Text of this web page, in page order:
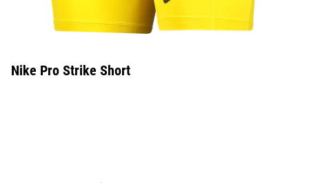
Nike Pro Strike Short